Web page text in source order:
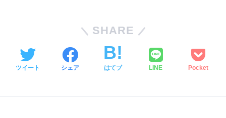
SHARE
ツイート シェア はてブ LINE Pocket